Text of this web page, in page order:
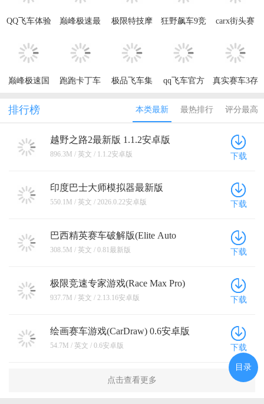
QQ飞车体验
2026
巅峰极速最
年
极限特技摩
币版(Stunt
Bike
狂野飙车9竞
carx街头赛
(CarX Street)
巅峰极速国
跑跑卡丁车
极品飞车集
qq飞车官方
真实赛车3存
排行榜 本类最新 最热排行 评分最高
越野之路2最新版 1.1.2安卓版
896.3M / 英文 / 1.1.2安卓版 下载
印度巴士大师模拟器最新版
2026.0.22安卓版
550.1M / 英文 / 2026.0.22安卓版 下载
巴西精英赛车破解版(Elite Auto
Brasil) 0.81最新版
308.5M / 英文 / 0.81最新版 下载
极限竞速专家游戏(Race Max Pro)
2.13.16安卓版
937.7M / 英文 / 2.13.16安卓版 下载
绘画赛车游戏(CarDraw) 0.6安卓版
54.7M / 英文 / 0.6安卓版 下载
点击查看更多
目录